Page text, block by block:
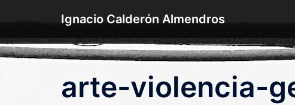
al
contenido
Ignacio Calderón Almendros
arte-violencia-